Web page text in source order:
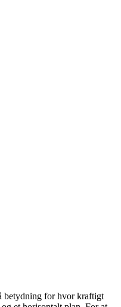
betydning for hvor kraftigt